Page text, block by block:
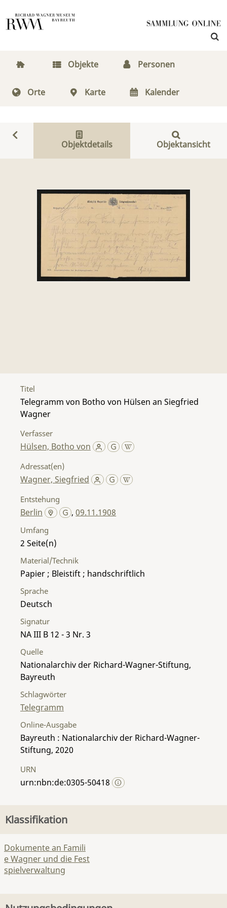
Objekte Personen
Orte Karte Kalender
Objektdetails Objektansicht
Titel
Telegramm von Botho von Hülsen an Siegfried
Wagner
Verfasser
Hülsen, Botho von
Adressat(en)
Wagner, Siegfried
Entstehung
Berlin ,09.11.1908
Umfang
2
Material/Technik
Papier ; Bleistift ; handschriftlich
Sprache
Deutsch
Signatur
NA III B 12 - 3 Nr. 3
Quelle
Nationalarchiv der Richard-Wagner-Stiftung,
Bayreuth
Schlagwörter
Telegramm
Online-Ausgabe
Bayreuth : Nationalarchiv der Richard-Wagner-
Stiftung, 2020
URN
urn:nbn:de:0305-50418
Klassifikation
Dokumente an Famili
e Wagner und die Fest
spielverwaltung